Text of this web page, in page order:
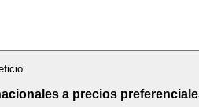
a precios